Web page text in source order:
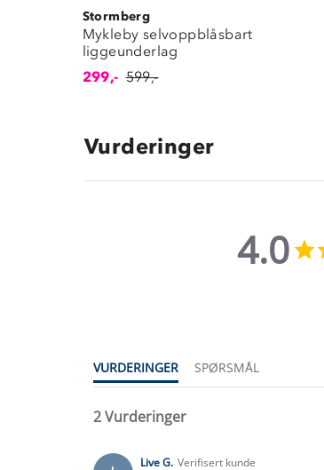
Stormberg
Mykleby selvoppblåsbart
liggeunderlag
299,- 599,-
Vurderinger
4.0
VURDERINGER
SPØRSMÅL
2 Vurderinger
Live G. Verifisert kunde